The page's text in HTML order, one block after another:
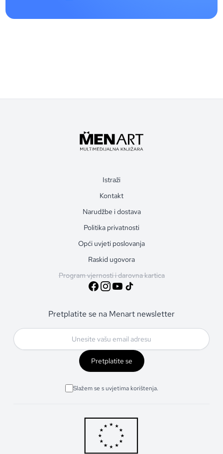
Istraži
Kontakt
Narudžbe i dostava
Politika privatnosti
Opći uvjeti poslovanja
Raskid ugovora
Program vjernosti i darovna kartica
Pretplatite se na Menart newsletter
Pretplatite se
Slažem se s uvjetima korištenja.